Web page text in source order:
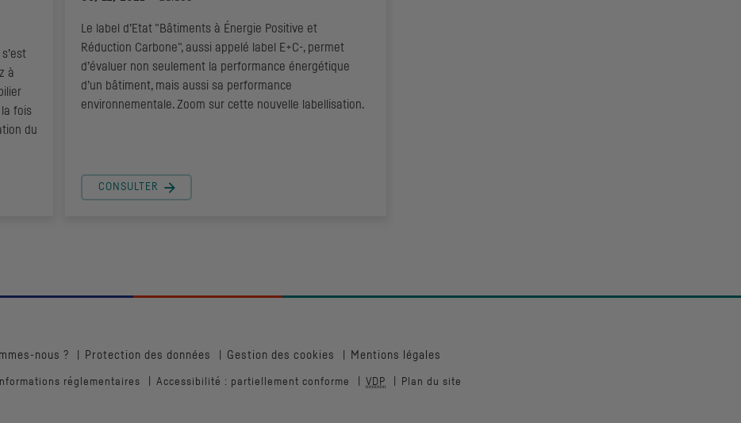
à
fois
du
Le label d’Etat "Bâtiments à Énergie Positive et
Réduction Carbone", aussi appelé label E+C-, permet
d’évaluer non seulement la performance énergétique
d’un bâtiment, mais aussi sa performance
environnementale. Zoom sur cette nouvelle labellisation.
CONSULTER
nous ? Protection des données Gestion des cookies Mentions légales
réglementaires Accessibilité : partiellement conforme VDP Plan du site